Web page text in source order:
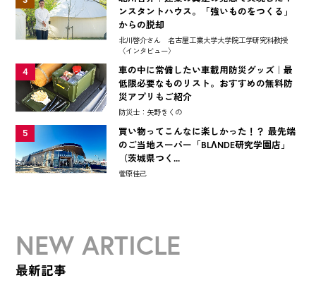
ンスタントハウス。「強いものをつくる」
からの脱却
北川啓介さん 名古屋工業大学大学院工学研究科教授
〈インタビュー〉
4
車の中に常備したい車載用防災グッズ｜最
低限必要なものリスト。おすすめの無料防
災アプリもご紹介
防災士：矢野きくの
5
買い物ってこんなに楽しかった！？ 最先端
のご当地スーパー「BLΛNDE研究学園店」
（茨城県つく...
菅原佳己
NEW ARTICLE
最新記事